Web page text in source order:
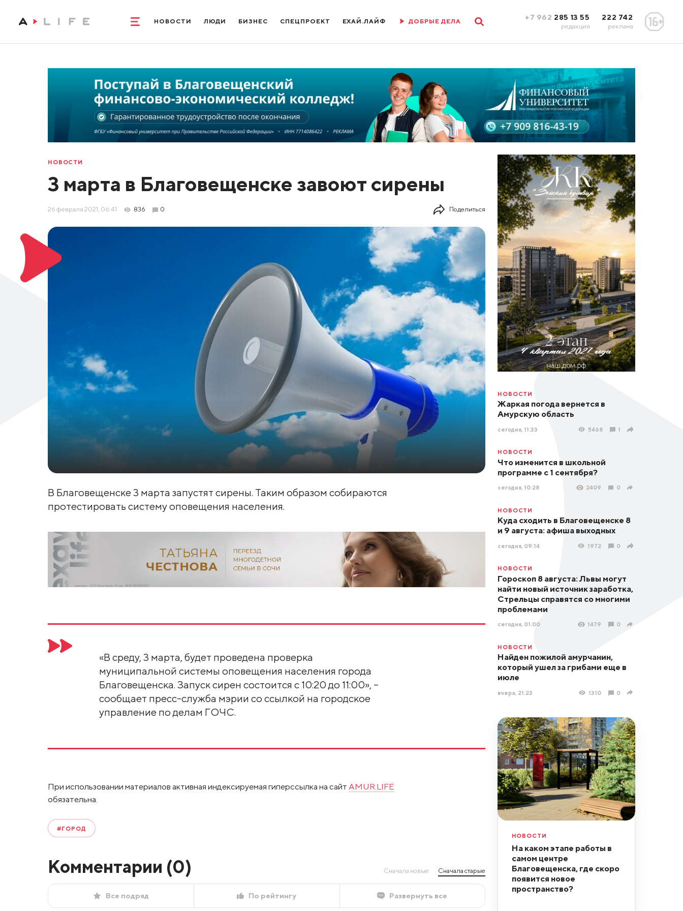
НОВОСТИ ЛЮДИ БИЗНЕС СПЕЦПРОЕКТ ЕХАЙ.ЛАЙФ ДОБРЫЕ ДЕЛА +7 962 285 13 55
редакция
222 742
реклама
НОВОСТИ
3 марта в Благовещенске завоют сирены
26 февраля 2021, 06:41 836 0 Поделиться
В Благовещенске 3 марта запустят сирены. Таким образом собираются
протестировать систему оповещения населения.
«В среду, 3 марта, будет проведена проверка
муниципальной системы оповещения населения города
Благовещенска. Запуск сирен состоится с 10:20 до 11:00», –
сообщает пресс-служба мэрии со ссылкой на городское
управление по делам ГОЧС.
При использовании материалов активная индексируемая гиперссылка на сайт AMUR.LIFE
обязательна.
#ГОРОД
Комментарии (0) Сначала новые Сначала старые
Все подряд По рейтингу Развернуть все
НОВОСТИ
Жаркая погода вернется в
Амурскую область
сегодня, 11:33 5468 1
НОВОСТИ
Что изменится в школьной
программе с 1 сентября?
сегодня, 10:28 2409 0
НОВОСТИ
Куда сходить в Благовещенске 8
и 9 августа: афиша выходных
сегодня, 09:14 1972 0
НОВОСТИ
Гороскоп 8 августа: Львы могут
найти новый источник заработка,
Стрельцы справятся со многими
проблемами
сегодня, 01:00 1479 0
НОВОСТИ
Найден пожилой амурчанин,
который ушел за грибами еще в
июле
вчера, 21:23 1310 0
НОВОСТИ
На каком этапе работы в
самом центре
Благовещенска, где скоро
появится новое
пространство?